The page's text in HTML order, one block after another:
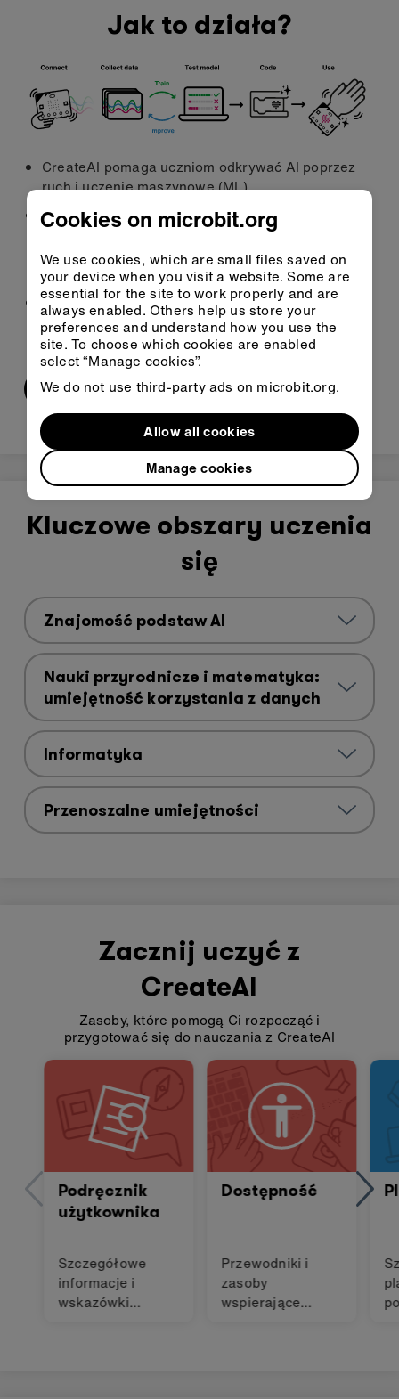
Jak to działa?
CreateAI pomaga uczniom odkrywać AI poprzez
ruch i uczenie maszynowe (ML).
Uczniowie gromadzą własne dane o ruchach w
celu trenowania, testowania i poprawy modelu
uczenia maszynowego, aby rozpoznawać różne
ruchy, takie jak klaskanie, machanie lub skakanie.
Następnie mogą zaprogramować swój micro:bit za
pomocą Microsoft MakeCode, aby wykonywać
rzeczy w odpowiedzi na swoje ruchy.
Przeglądaj przewodnik użytkownika CreateAI
Kluczowe obszary uczenia
się
Znajomość podstaw AI
Nauki przyrodnicze i matematyka:
umiejętność korzystania z danych
Informatyka
Przenoszalne umiejętności
Zacznij uczyć z
CreateAI
Zasoby, które pomogą Ci rozpocząć i
przygotować się do nauczania z CreateAI
Podręcznik
użytkownika
Szczegółowe
informacje i
wskazówki
Dostępność
Przewodniki i
zasoby
wspierające
Cookies on microbit.org
We use cookies, which are small files saved on
your device when you visit a website. Some are
essential for the site to work properly and are
always enabled. Others help us store your
preferences and understand how you use the
site. To choose which cookies are enabled
select “Manage cookies”.
We do not use third-party ads on microbit.org.
Manage cookies
Allow all cookies